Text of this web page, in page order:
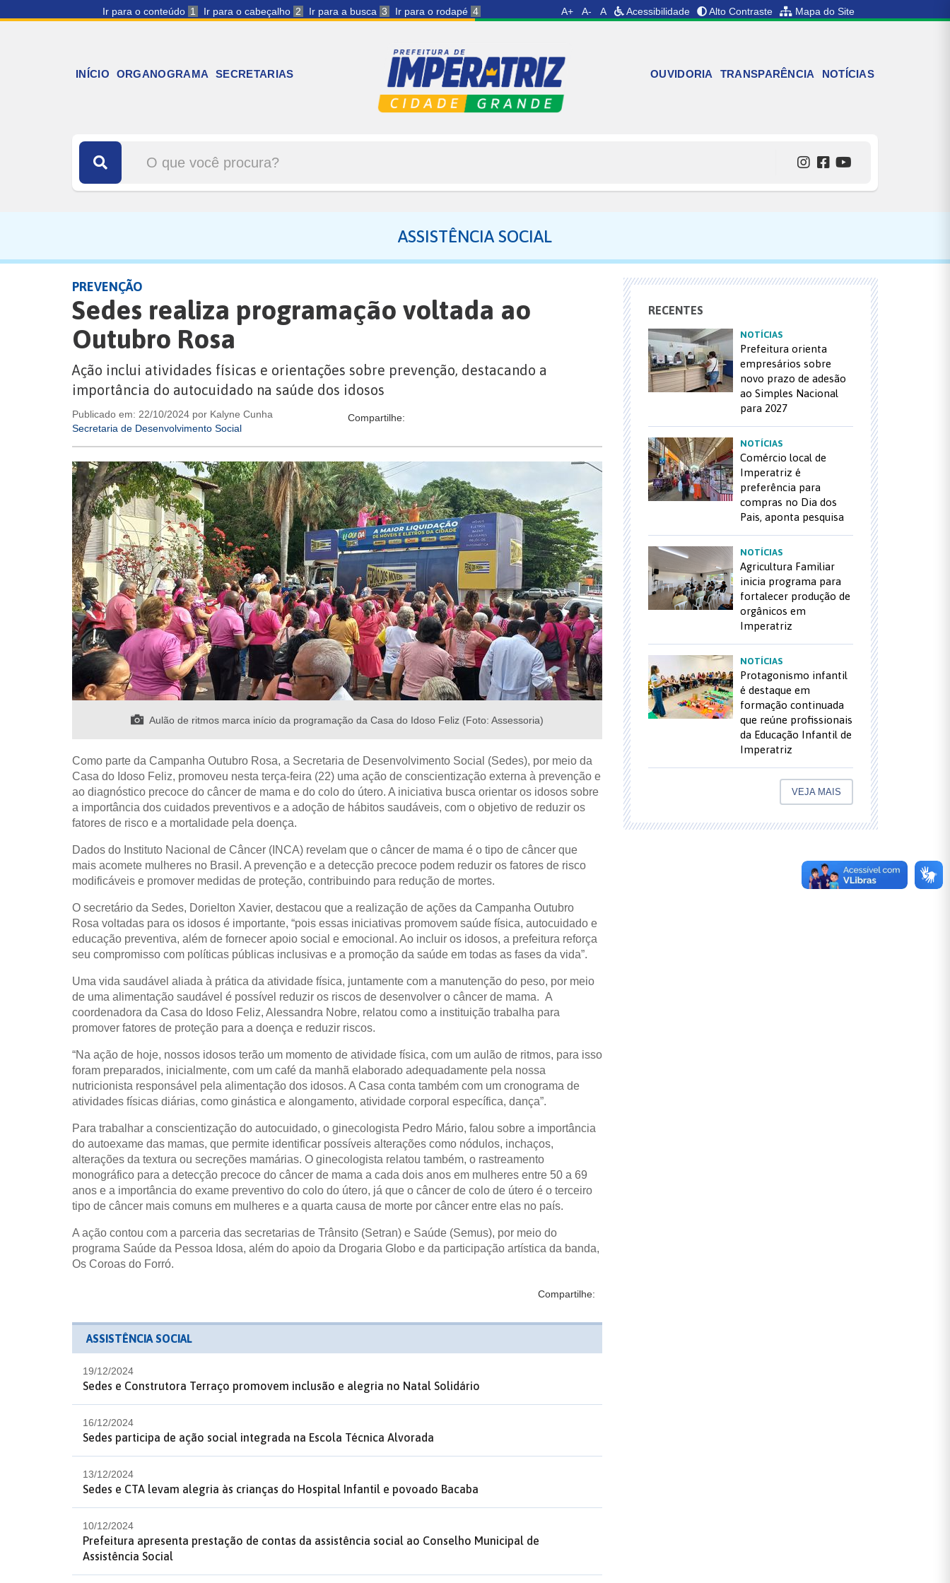
Ir para o conteúdo 1 Ir para o cabeçalho 2 Ir para a busca 3 Ir para o rodapé 4 A+ A- A Acessibilidade Alto Contraste Mapa do Site
INÍCIO ORGANOGRAMA SECRETARIAS OUVIDORIA TRANSPARÊNCIA NOTÍCIAS
ASSISTÊNCIA SOCIAL
PREVENÇÃO
Sedes realiza programação voltada ao
Outubro Rosa
Ação inclui atividades físicas e orientações sobre prevenção, destacando a
importância do autocuidado na saúde dos idosos
Publicado em: 22/10/2024 por Kalyne Cunha
Secretaria de Desenvolvimento Social
Compartilhe:
Aulão de ritmos marca início da programação da Casa do Idoso Feliz (Foto: Assessoria)
Como parte da Campanha Outubro Rosa, a Secretaria de Desenvolvimento Social (Sedes), por meio da
Casa do Idoso Feliz, promoveu nesta terça-feira (22) uma ação de conscientização externa à prevenção e
ao diagnóstico precoce do câncer de mama e do colo do útero. A iniciativa busca orientar os idosos sobre
a importância dos cuidados preventivos e a adoção de hábitos saudáveis, com o objetivo de reduzir os
fatores de risco e a mortalidade pela doença.
Dados do Instituto Nacional de Câncer (INCA) revelam que o câncer de mama é o tipo de câncer que
mais acomete mulheres no Brasil. A prevenção e a detecção precoce podem reduzir os fatores de risco
modificáveis e promover medidas de proteção, contribuindo para redução de mortes.
O secretário da Sedes, Dorielton Xavier, destacou que a realização de ações da Campanha Outubro
Rosa voltadas para os idosos é importante, “pois essas iniciativas promovem saúde física, autocuidado e
educação preventiva, além de fornecer apoio social e emocional. Ao incluir os idosos, a prefeitura reforça
seu compromisso com políticas públicas inclusivas e a promoção da saúde em todas as fases da vida”.
Uma vida saudável aliada à prática da atividade física, juntamente com a manutenção do peso, por meio
de uma alimentação saudável é possível reduzir os riscos de desenvolver o câncer de mama. A
coordenadora da Casa do Idoso Feliz, Alessandra Nobre, relatou como a instituição trabalha para
promover fatores de proteção para a doença e reduzir riscos.
“Na ação de hoje, nossos idosos terão um momento de atividade física, com um aulão de ritmos, para isso
foram preparados, inicialmente, com um café da manhã elaborado adequadamente pela nossa
nutricionista responsável pela alimentação dos idosos. A Casa conta também com um cronograma de
atividades físicas diárias, como ginástica e alongamento, atividade corporal específica, dança”.
Para trabalhar a conscientização do autocuidado, o ginecologista Pedro Mário, falou sobre a importância
do autoexame das mamas, que permite identificar possíveis alterações como nódulos, inchaços,
alterações da textura ou secreções mamárias. O ginecologista relatou também, o rastreamento
monográfico para a detecção precoce do câncer de mama a cada dois anos em mulheres entre 50 a 69
anos e a importância do exame preventivo do colo do útero, já que o câncer de colo de útero é o terceiro
tipo de câncer mais comuns em mulheres e a quarta causa de morte por câncer entre elas no país.
A ação contou com a parceria das secretarias de Trânsito (Setran) e Saúde (Semus), por meio do
programa Saúde da Pessoa Idosa, além do apoio da Drogaria Globo e da participação artística da banda,
Os Coroas do Forró.
Compartilhe:
ASSISTÊNCIA SOCIAL
19/12/2024
Sedes e Construtora Terraço promovem inclusão e alegria no Natal Solidário
16/12/2024
Sedes participa de ação social integrada na Escola Técnica Alvorada
13/12/2024
Sedes e CTA levam alegria às crianças do Hospital Infantil e povoado Bacaba
10/12/2024
Prefeitura apresenta prestação de contas da assistência social ao Conselho Municipal de
Assistência Social
RECENTES
NOTÍCIAS
Prefeitura orienta
empresários sobre
novo prazo de adesão
ao Simples Nacional
para 2027
NOTÍCIAS
Comércio local de
Imperatriz é
preferência para
compras no Dia dos
Pais, aponta pesquisa
NOTÍCIAS
Agricultura Familiar
inicia programa para
fortalecer produção de
orgânicos em
Imperatriz
NOTÍCIAS
Protagonismo infantil
é destaque em
formação continuada
que reúne profissionais
da Educação Infantil de
Imperatriz
VEJA MAIS